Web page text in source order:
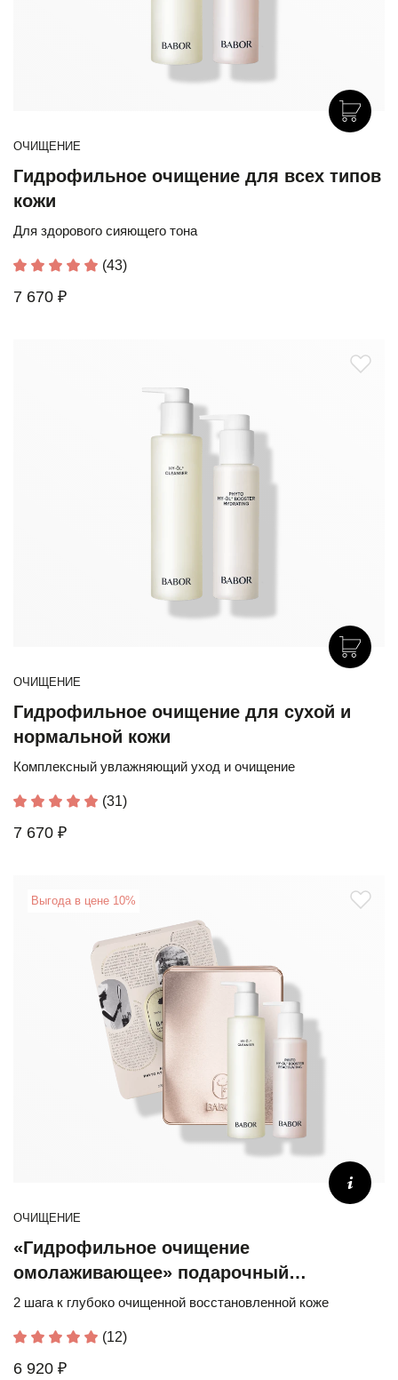
ОЧИЩЕНИЕ
Гидрофильное очищение для всех типов
кожи
Для здорового сияющего тона
(43)
7 670 ₽
ОЧИЩЕНИЕ
Гидрофильное очищение для сухой и
нормальной кожи
Комплексный увлажняющий уход и очищение
(31)
7 670 ₽
Выгода в цене 10%
ОЧИЩЕНИЕ
«Гидрофильное очищение
омолаживающее» подарочный
юбилейный набор
2 шага к глубоко очищенной восстановленной коже
(12)
6 920 ₽